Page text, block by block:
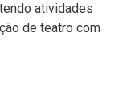
atividades
de teatro com